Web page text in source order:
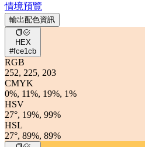
情境預覽
輸出配色資訊
HEX
#fce1cb
RGB
252, 225, 203
CMYK
0%, 11%, 19%, 1%
HSV
27°, 19%, 99%
HSL
27°, 89%, 89%